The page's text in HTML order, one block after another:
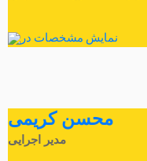
نمایش مشخصات در
محسن کریمی
مدیر اجرایی